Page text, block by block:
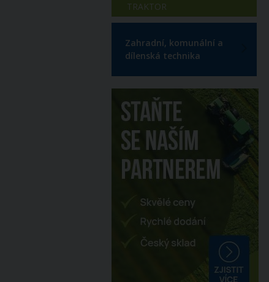
TRAKTOR
Zahradní, komunální a
dílenská technika